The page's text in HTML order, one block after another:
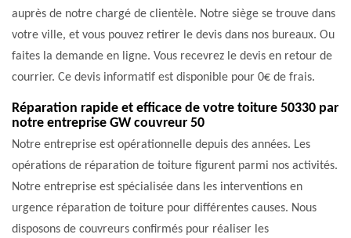
auprès de notre chargé de clientèle. Notre siège se trouve dans
votre ville, et vous pouvez retirer le devis dans nos bureaux. Ou
faites la demande en ligne. Vous recevrez le devis en retour de
courrier. Ce devis informatif est disponible pour 0€ de frais.
Réparation rapide et efficace de votre toiture 50330 par
notre entreprise GW couvreur 50
Notre entreprise est opérationnelle depuis des années. Les
opérations de réparation de toiture figurent parmi nos activités.
Notre entreprise est spécialisée dans les interventions en
urgence réparation de toiture pour différentes causes. Nous
disposons de couvreurs confirmés pour réaliser les